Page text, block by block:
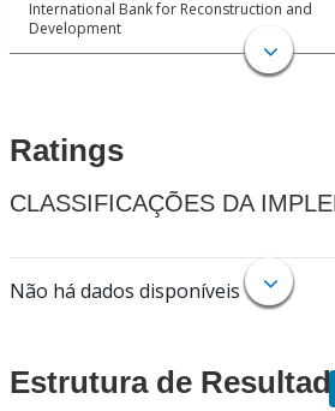
International Bank for Reconstruction and
Development
Ratings
CLASSIFICAÇÕES DA
Não há dados disponíveis
Estrutura de